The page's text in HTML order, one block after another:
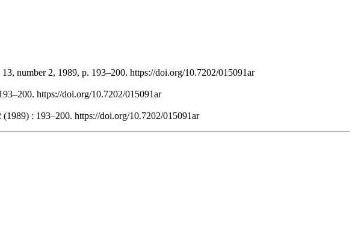
13, number 2, 1989, p. 193–200. https://doi.org/10.7202/015091ar
https://doi.org/10.7202/015091ar
(1989) : 193–200. https://doi.org/10.7202/015091ar